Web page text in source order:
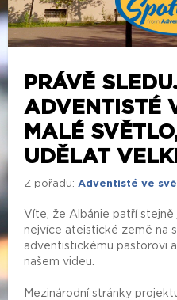
PRÁVĚ
ADVENTISTÉ
MALÉ
UDĚLAT
Z pořadu: Adventisté ve
Víte, že Albánie patří stejně
nejvíce ateistické země na
adventistickému pastorovi
našem videu.
Mezinárodní stránky